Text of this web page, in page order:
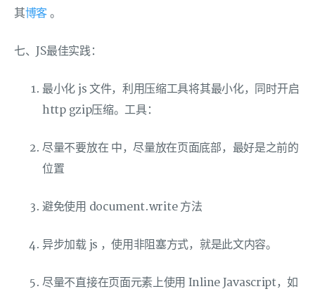
其博客 。
七、JS最佳实践：
最小化 js 文件，利用压缩工具将其最小化，同时开启
http gzip压缩。工具：
尽量不要放在 中，尽量放在页面底部，最好是之前的
位置
避免使用 document.write 方法
异步加载 js ，使用非阻塞方式，就是此文内容。
尽量不直接在页面元素上使用 Inline Javascript，如